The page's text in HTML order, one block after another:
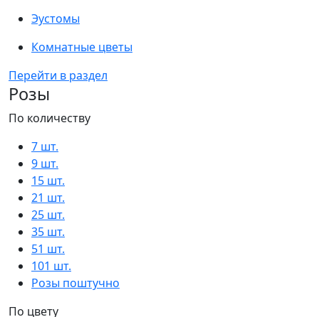
Эустомы
Комнатные цветы
Перейти в раздел
Розы
По количеству
7 шт.
9 шт.
15 шт.
21 шт.
25 шт.
35 шт.
51 шт.
101 шт.
Розы поштучно
По цвету